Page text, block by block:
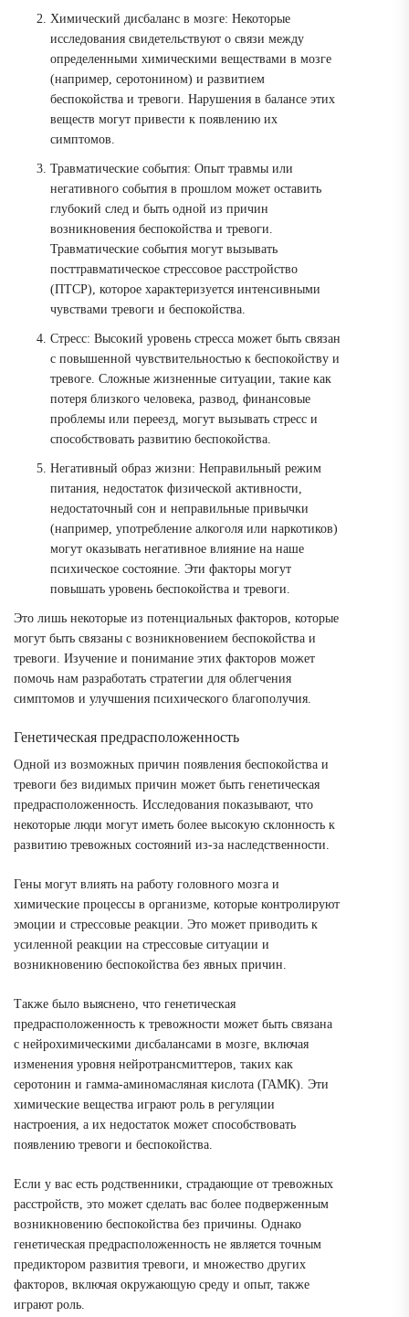
Химический дисбаланс в мозге: Некоторые
исследования свидетельствуют о связи между
определенными химическими веществами в мозге
(например, серотонином) и развитием
беспокойства и тревоги. Нарушения в балансе этих
веществ могут привести к появлению их
симптомов.
Травматические события: Опыт травмы или
негативного события в прошлом может оставить
глубокий след и быть одной из причин
возникновения беспокойства и тревоги.
Травматические события могут вызывать
посттравматическое стрессовое расстройство
(ПТСР), которое характеризуется интенсивными
чувствами тревоги и беспокойства.
Стресс: Высокий уровень стресса может быть связан
с повышенной чувствительностью к беспокойству и
тревоге. Сложные жизненные ситуации, такие как
потеря близкого человека, развод, финансовые
проблемы или переезд, могут вызывать стресс и
способствовать развитию беспокойства.
Негативный образ жизни: Неправильный режим
питания, недостаток физической активности,
недостаточный сон и неправильные привычки
(например, употребление алкоголя или наркотиков)
могут оказывать негативное влияние на наше
психическое состояние. Эти факторы могут
повышать уровень беспокойства и тревоги.
Это лишь некоторые из потенциальных факторов, которые
могут быть связаны с возникновением беспокойства и
тревоги. Изучение и понимание этих факторов может
помочь нам разработать стратегии для облегчения
симптомов и улучшения психического благополучия.
Генетическая предрасположенность
Одной из возможных причин появления беспокойства и
тревоги без видимых причин может быть генетическая
предрасположенность. Исследования показывают, что
некоторые люди могут иметь более высокую склонность к
развитию тревожных состояний из-за наследственности.
Гены могут влиять на работу головного мозга и
химические процессы в организме, которые контролируют
эмоции и стрессовые реакции. Это может приводить к
усиленной реакции на стрессовые ситуации и
возникновению беспокойства без явных причин.
Также было выяснено, что генетическая
предрасположенность к тревожности может быть связана
с нейрохимическими дисбалансами в мозге, включая
изменения уровня нейротрансмиттеров, таких как
серотонин и гамма-аминомасляная кислота (ГАМК). Эти
химические вещества играют роль в регуляции
настроения, а их недостаток может способствовать
появлению тревоги и беспокойства.
Если у вас есть родственники, страдающие от тревожных
расстройств, это может сделать вас более подверженным
возникновению беспокойства без причины. Однако
генетическая предрасположенность не является точным
предиктором развития тревоги, и множество других
факторов, включая окружающую среду и опыт, также
играют роль.